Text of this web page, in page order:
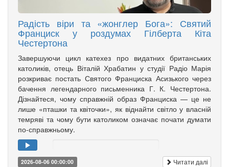
Радість віри та «жонглер Бога»: Святий
Франциск у роздумах Гілберта Кіта
Честертона
Завершуючи цикл катехез про видатних британських
католиків, отець Віталій Храбатин у студії Радіо Марія
розкриває постать Святого Франциска Асизького через
бачення легендарного письменника Г. К. Честертона.
Дізнайтеся, чому справжній образ Франциска — це не
лише «пташки та квіточки», як віднайти світло у власній
темряві та чому бути католиком означає почати думати
по-справжньому.
2026-08-06 00:00:00 Читати далі